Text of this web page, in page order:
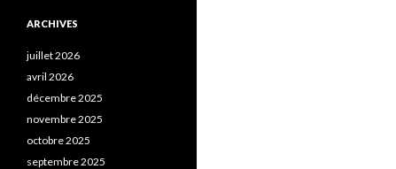
ARCHIVES
juillet 2026
avril 2026
décembre 2025
novembre 2025
octobre 2025
septembre 2025